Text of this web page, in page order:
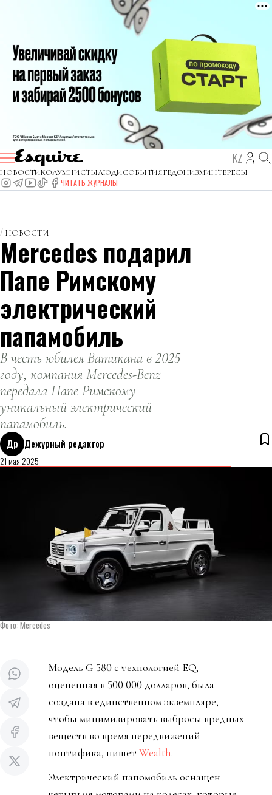
KZ
НОВОСТИКОЛУМНИСТЫЛЮДИСОБЫТИЯГЕДОНИЗМИНТЕРЕСЫ
ЧИТАТЬ ЖУРНАЛЫ
НОВОСТИ
Mercedes подарил
Папе Римскому
электрический
папамобиль
В честь юбилея Ватикана в 2025
году, компания Mercedes-Benz
передала Папе Римскому
уникальный электрический
папамобиль.
Др Дежурный редактор
21 мая 2025
Фото: Mercedes
Модель G 580 с технологией EQ,
оцененная в 500 000 долларов, была
создана в единственном экземпляре,
чтобы минимизировать выбросы вредных
веществ во время передвижений
понтифика, пишет Wealth.
Электрический папомобиль оснащен